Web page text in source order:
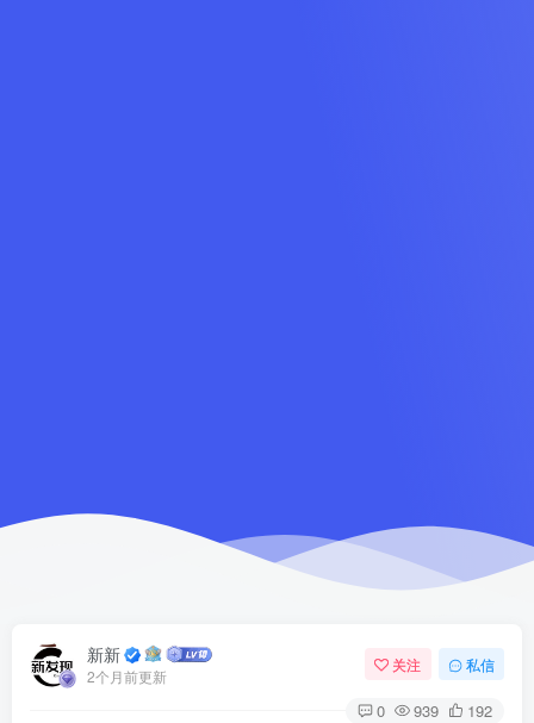
新新
2个月前更新
关注 私信
0 939 192